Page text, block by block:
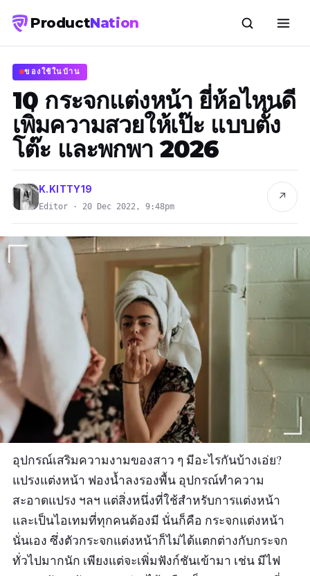
ProductNation
ของใช้ในบ้าน
10 กระจกแต่งหน้า ยี่ห้อไหนดี
เพิ่มความสวยให้เป๊ะ แบบตั้ง
โต๊ะ และพกพา 2026
K.KITTY19
Editor · 20 Dec 2022, 9:48pm
↗
อุปกรณ์เสริมความงามของสาว ๆ มีอะไรกันบ้างเอ่ย?
แปรงแต่งหน้า ฟองน้ำลงรองพื้น อุปกรณ์ทำความ
สะอาดแปรง ฯลฯ แต่สิ่งหนึ่งที่ใช้สำหรับการแต่งหน้า
และเป็นไอเทมที่ทุกคนต้องมี นั่นก็คือ กระจกแต่งหน้า
นั่นเอง ซึ่งตัวกระจกแต่งหน้าก็ไม่ได้แตกต่างกับกระจก
ทั่วไปมากนัก เพียงแต่จะเพิ่มฟังก์ชันเข้ามา เช่น มีไฟ